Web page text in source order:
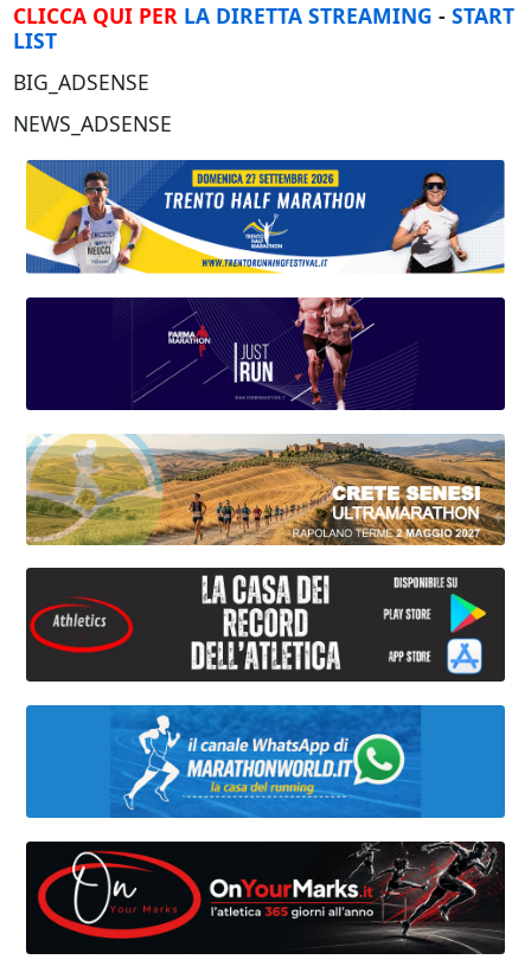
CLICCA QUI PER LA DIRETTA STREAMING - START
LIST
BIG_ADSENSE
NEWS_ADSENSE